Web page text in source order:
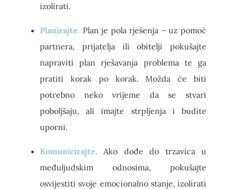
izolirati.
Planirajte. Plan je pola rješenja – uz pomoć
partnera, prijatelja ili obitelji pokušajte
napraviti plan rješavanja problema te ga
pratiti korak po korak. Možda će biti
potrebno neko vrijeme da se stvari
poboljšaju, ali imajte strpljenja i budite
uporni.
Komunicirajte. Ako dođe do trzavica u
međuljudskim odnosima, pokušajte
osvijestiti svoje emocionalno stanje, izolirati